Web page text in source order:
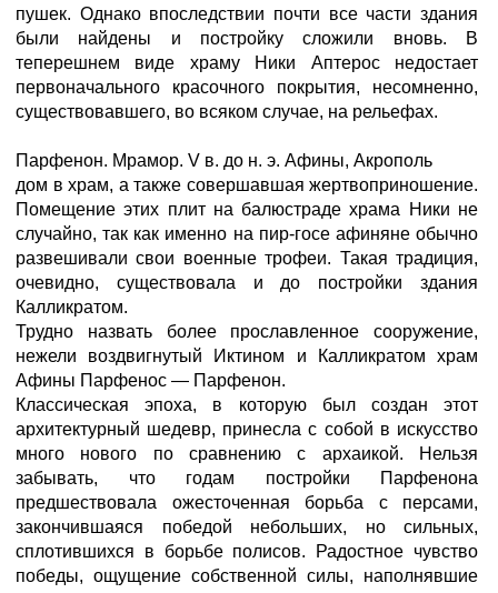
пушек. Однако впоследствии почти все части здания
были найдены и постройку сложили вновь. В
теперешнем виде храму Ники Аптерос недостает
первоначального красочного покрытия, несомненно,
существовавшего, во всяком случае, на рельефах.
Парфенон. Мрамор. V в. до н. э. Афины, Акрополь
дом в храм, а также совершавшая жертвоприношение.
Помещение этих плит на балюстраде храма Ники не
случайно, так как именно на пир-госе афиняне обычно
развешивали свои военные трофеи. Такая традиция,
очевидно, существовала и до постройки здания
Калликратом.
Трудно назвать более прославленное сооружение,
нежели воздвигнутый Иктином и Калликратом храм
Афины Парфенос — Парфенон.
Классическая эпоха, в которую был создан этот
архитектурный шедевр, принесла с собой в искусство
много нового по сравнению с архаикой. Нельзя
забывать, что годам постройки Парфенона
предшествовала ожесточенная борьба с персами,
закончившаяся победой небольших, но сильных,
сплотившихся в борьбе полисов. Радостное чувство
победы, ощущение собственной силы, наполнявшие